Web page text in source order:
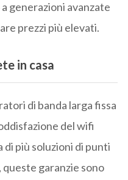
generazioni avanzate
prezzi più elevati.
in casa
di banda larga fissa
del wifi
più soluzioni di punti
garanzie sono